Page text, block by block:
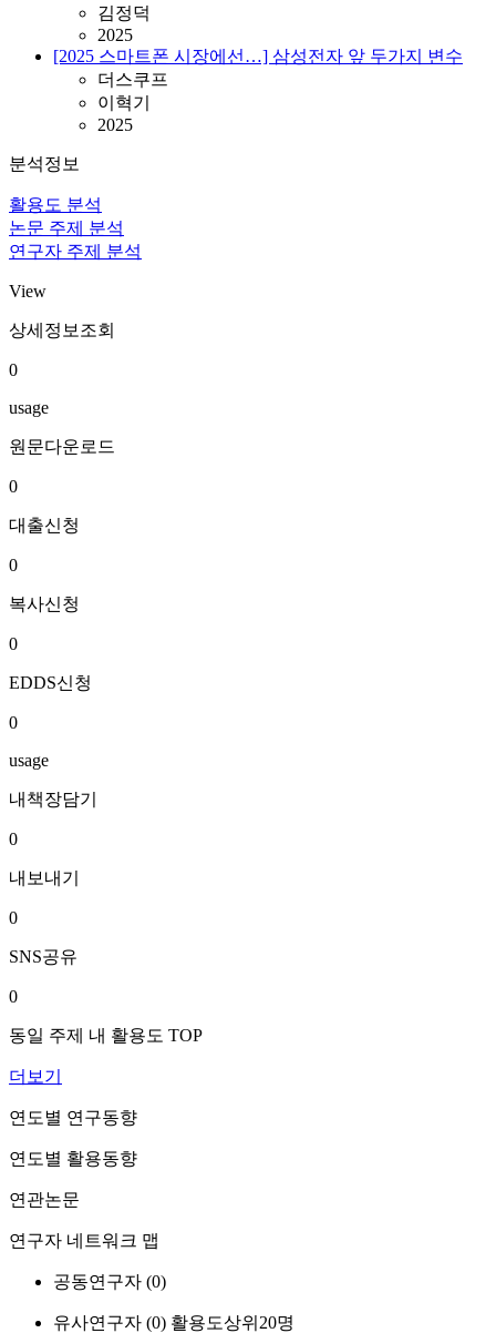
김정덕
2025
[2025 스마트폰 시장에선…] 삼성전자 앞 두가지 변수
더스쿠프
이혁기
2025
분석정보
활용도 분석
논문 주제 분석
연구자 주제 분석
View
상세정보조회
0
usage
원문다운로드
0
대출신청
0
복사신청
0
EDDS신청
0
usage
내책장담기
0
내보내기
0
SNS공유
0
동일 주제 내 활용도 TOP
더보기
연도별 연구동향
연도별 활용동향
연관논문
연구자 네트워크 맵
공동연구자 (0)
유사연구자 (0) 활용도상위20명